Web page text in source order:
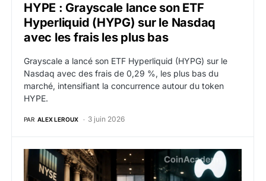
HYPE : Grayscale lance son ETF
Hyperliquid (HYPG) sur le Nasdaq
avec les frais les plus bas
Grayscale a lancé son ETF Hyperliquid (HYPG) sur le
Nasdaq avec des frais de 0,29 %, les plus bas du
marché, intensifiant la concurrence autour du token
HYPE.
PAR ALEX LEROUX 3 juin 2026
HYPE : Le propriétaire du NYSE, ICE, courtise